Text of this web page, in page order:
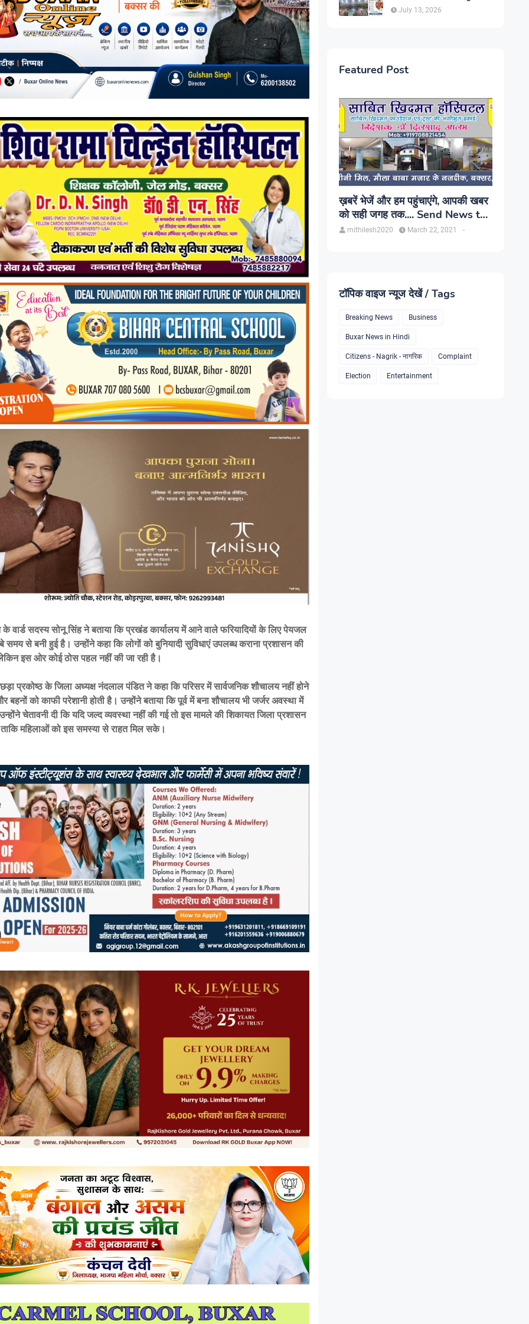
के वार्ड सदस्य सोनू सिंह ने बताया कि प्रखंड कार्यालय में आने वाले फरियादियों के लिए पेयजल
समय से बनी हुई है। उन्होंने कहा कि लोगों को बुनियादी सुविधाएं उपलब्ध कराना प्रशासन की
लेकिन इस ओर कोई ठोस पहल नहीं की जा रही है।
प्रकोष्ठ के जिला अध्यक्ष नंदलाल पंडित ने कहा कि परिसर में सार्वजनिक शौचालय नहीं होने
को काफी परेशानी होती है। उन्होंने बताया कि पूर्व में बना शौचालय भी जर्जर अवस्था में
चेतावनी दी कि यदि जल्द व्यवस्था नहीं की गई तो इस मामले की शिकायत जिला प्रशासन
महिलाओं को इस समस्या से राहत मिल सके।
सिंह, प्रकाश यूरो क्लिनिक में होगा
परामर्श
July 13, 2026
Featured Post
ख़बरें भेजें और हम पहुंचाएंगे, आपकी खबर
को सही जगह तक.... Send News to
us!mithilesh2020 -
March 22, 2021
टॉपिक वाइज न्यूज देखें / Tags
Breaking News Business
Buxar News in Hindi
Citizens - Nagrik - नागरिक Complaint
Election Entertainment